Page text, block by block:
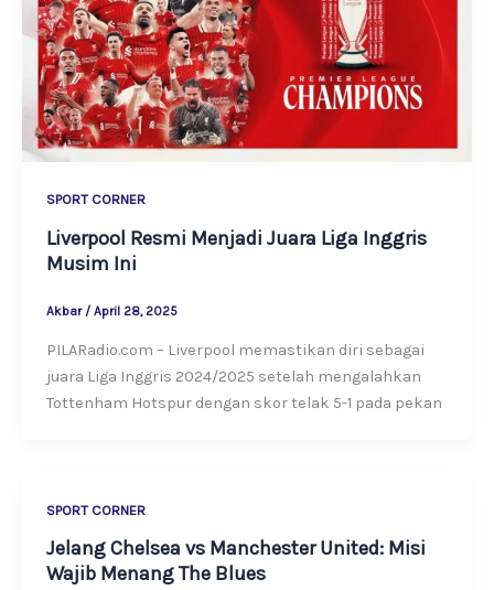
SPORT CORNER
Liverpool Resmi Menjadi Juara Liga Inggris
Musim Ini
Akbar / April 28, 2025
PILARadio.com – Liverpool memastikan diri sebagai
juara Liga Inggris 2024/2025 setelah mengalahkan
Tottenham Hotspur dengan skor telak 5-1 pada pekan
SPORT CORNER
Jelang Chelsea vs Manchester United: Misi
Wajib Menang The Blues